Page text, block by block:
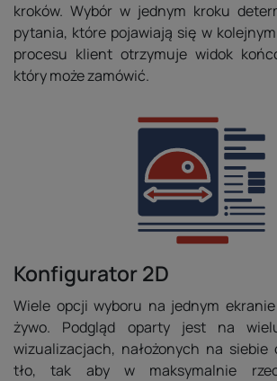
kroków. Wybór w jednym kroku
pytania, które pojawiają się w
procesu klient otrzymuje widok
który może zamówić.
Konfigurator 2D
Wiele opcji wyboru na jednym
żywo. Podgląd oparty jest na
wizualizacjach, nałożonych na siebie
tło, tak aby w maksymalnie